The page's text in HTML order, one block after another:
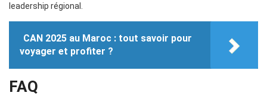
leadership régional.
CAN 2025 au Maroc : tout savoir pour
voyager et profiter ?
FAQ